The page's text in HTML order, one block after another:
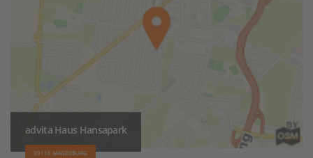
advita Haus Hansapark
39116 MAGDEBURG